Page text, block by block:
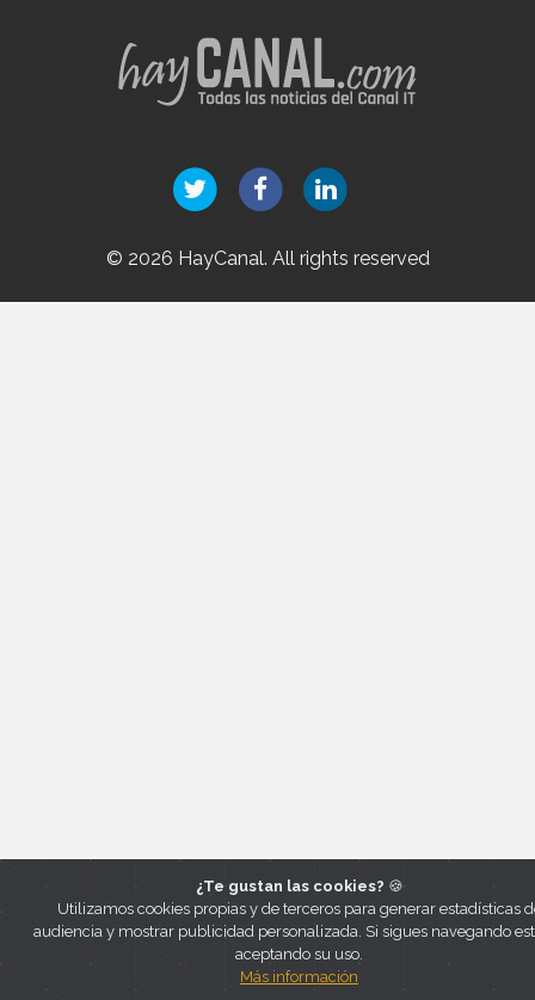
© 2026 HayCanal. All rights reserved
¿Te gustan las cookies? 🍪
Utilizamos cookies propias y de terceros para generar estadísticas
audiencia y mostrar publicidad personalizada. Si sigues navegando
aceptando su uso.
Más información